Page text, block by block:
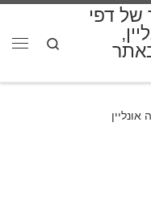
של דפי
Search